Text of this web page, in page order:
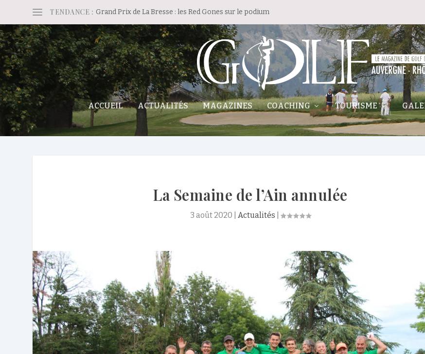
TENDANCE : Grand Prix de La Bresse : les Red Gones sur le podium
ACCUEIL ACTUALITÉS MAGAZINES COACHING TOURISME
La Semaine de l’Ain annulée
3 août 2020 Actualités